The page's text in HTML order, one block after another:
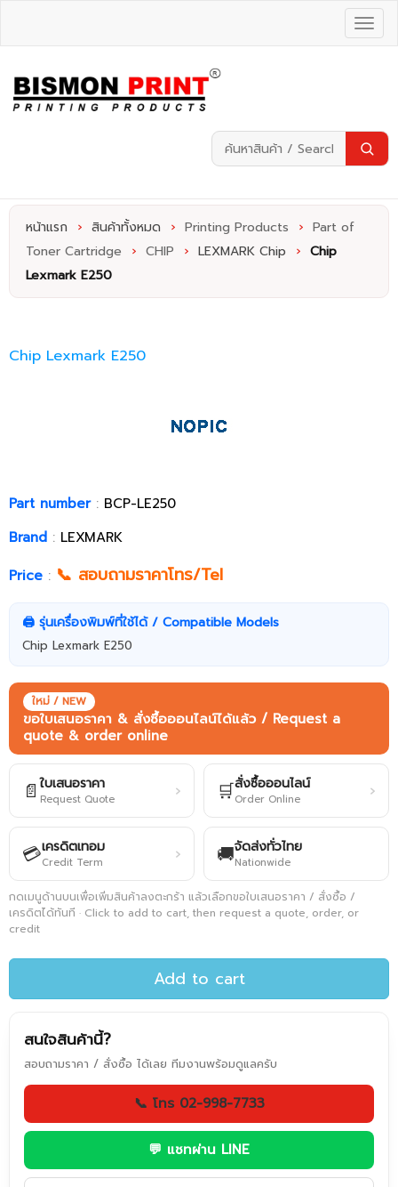
หน้าแรก › สินค้าทั้งหมด › Printing Products › Part of
Toner Cartridge
› CHIP › LEXMARK Chip › Chip
Lexmark E250
Chip Lexmark E250
Part number: BCP-LE250
Brand : LEXMARK
Price : 📞 สอบถามราคาโทร/Tel
🖨️ รุ่นเครื่องพิมพ์ที่ใช้ได้ / Compatible Models
Chip Lexmark E250
ใหม่ / NEW
ขอใบเสนอราคา & สั่งซื้อออนไลน์ได้แล้ว / Request a
quote & order online
📄 ใบเสนอราคา
Request Quote › 🛒สั่งซื้อออนไลน์
Order Online ›
💳เครดิตเทอม
Credit Term › 🚚จัดส่งทั่วไทย
Nationwide
กดเมนูด้านบนเพื่อเพิ่มสินค้าลงตะกร้า แล้วเลือกขอใบเสนอราคา / สั่งซื้อ /
เครดิตได้ทันที · Click to add to cart, then request a quote, order, or
credit
Add to cart
สนใจสินค้านี้?
สอบถามราคา / สั่งซื้อ ได้เลย ทีมงานพร้อมดูแลครับ
📞 โทร 02-998-7733
💬 แชทผ่าน LINE